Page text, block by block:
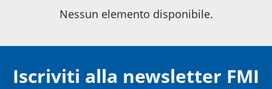
Nessun elemento disponibile.
Iscriviti alla newsletter FMI